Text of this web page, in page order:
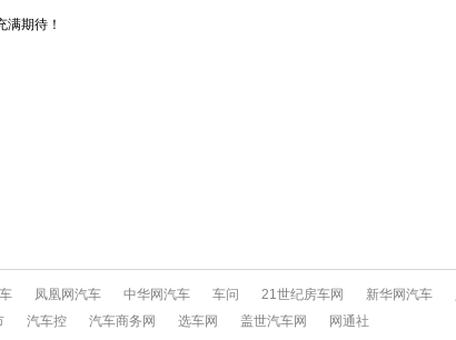
期待！
凤凰网汽车 中华网汽车 车问 21世纪房车网 新华网汽车
汽车控 汽车商务网 选车网 盖世汽车网 网通社